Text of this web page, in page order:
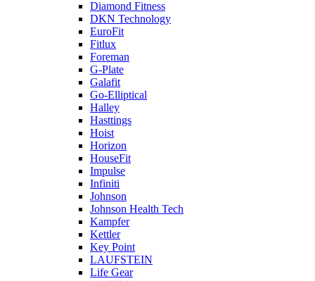
Diamond Fitness
DKN Technology
EuroFit
Fitlux
Foreman
G-Plate
Galafit
Go-Elliptical
Halley
Hasttings
Hoist
Horizon
HouseFit
Impulse
Infiniti
Johnson
Johnson Health Tech
Kampfer
Kettler
Key Point
LAUFSTEIN
Life Gear